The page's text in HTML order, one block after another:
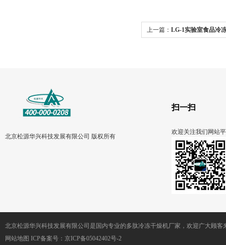
上一篇： LG-1实验室食品冷
北京松源华兴科技发展有限公司 版权所有
扫一扫
欢迎关注我们网站
北京松源华兴科技发展有限公司是国内专业的多肽冷冻干燥机厂家，欢迎广大顾客
网站地图 ICP备案号： 京ICP备05042402号-2